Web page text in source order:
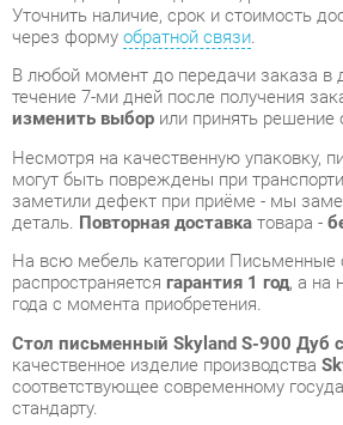
Несмотря на качественную упаковку,
могут быть повреждены при
заметили дефект при приёме - мы
деталь.Повторная доставка товара -
На всю мебель категории Письменные
года с момента приобретения.
Стол письменный Skyland S-900 Дуб
качественное изделие производства
стандарту.
Надеемся, вы останетесь довольны
использования, который поможет
будущим покупателям.
Кроме формы обратной связи получить